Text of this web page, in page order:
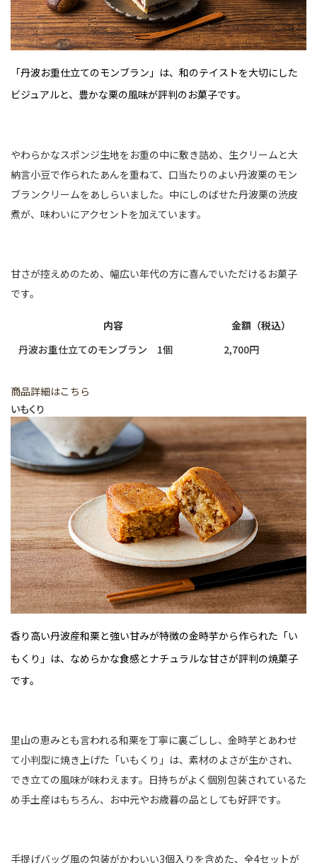
「丹波お重仕立てのモンブラン」は、和のテイストを大切にした
ビジュアルと、豊かな栗の風味が評判のお菓子です。
やわらかなスポンジ生地をお重の中に敷き詰め、生クリームと大
納言小豆で作られたあんを重ねて、口当たりのよい丹波栗のモン
ブランクリームをあしらいました。中にしのばせた丹波栗の渋皮
煮が、味わいにアクセントを加えています。
甘さが控えめのため、幅広い年代の方に喜んでいただけるお菓子
です。
内容
金額（税込）
丹波お重仕立てのモンブラン 1個
2,700円
商品詳細はこちら
いもくり
香り高い丹波産和栗と強い甘みが特徴の金時芋から作られた「い
もくり」は、なめらかな食感とナチュラルな甘さが評判の焼菓子
です。
里山の恵みとも言われる和栗を丁寧に裏ごしし、金時芋とあわせ
て小判型に焼き上げた「いもくり」は、素材のよさが生かされ、
でき立ての風味が味わえます。日持ちがよく個別包装されているた
め手土産はもちろん、お中元やお歳暮の品としても好評です。
手提げバッグ風の包装がかわいい3個入りを含めた、全4セットが